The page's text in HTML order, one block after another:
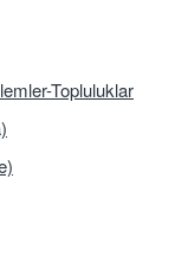
Topluluklar